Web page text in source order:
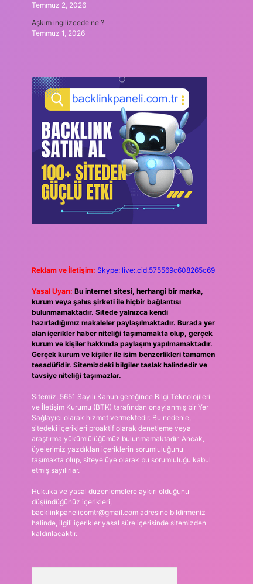
Temmuz 2, 2026
Aşkım ingilizcede ne ?
Temmuz 1, 2026
Reklam ve İletişim: Skype: live:.cid.575569c608265c69
Yasal Uyarı: Bu internet sitesi, herhangi bir marka,
kurum veya şahıs şirketi ile hiçbir bağlantısı
bulunmamaktadır. Sitede yalnızca kendi
hazırladığımız makaleler paylaşılmaktadır. Burada yer
alan içerikler haber niteliği taşımamakta olup, gerçek
kurum ve kişiler hakkında paylaşım yapılmamaktadır.
Gerçek kurum ve kişiler ile isim benzerlikleri tamamen
tesadüfidir. Sitemizdeki bilgiler taslak halindedir ve
tavsiye niteliği taşımazlar.
Sitemiz, 5651 Sayılı Kanun gereğince Bilgi Teknolojileri
ve İletişim Kurumu (BTK) tarafından onaylanmış bir Yer
Sağlayıcı olarak hizmet vermektedir. Bu nedenle,
sitedeki içerikleri proaktif olarak denetleme veya
araştırma yükümlülüğümüz bulunmamaktadır. Ancak,
üyelerimiz yazdıkları içeriklerin sorumluluğunu
taşımakta olup, siteye üye olarak bu sorumluluğu kabul
etmiş sayılırlar.
Hukuka ve yasal düzenlemelere aykırı olduğunu
düşündüğünüz içerikleri,
backlinkpanelicomtr@gmail.comadresine bildirmeniz
halinde, ilgili içerikler yasal süre içerisinde sitemizden
kaldırılacaktır.